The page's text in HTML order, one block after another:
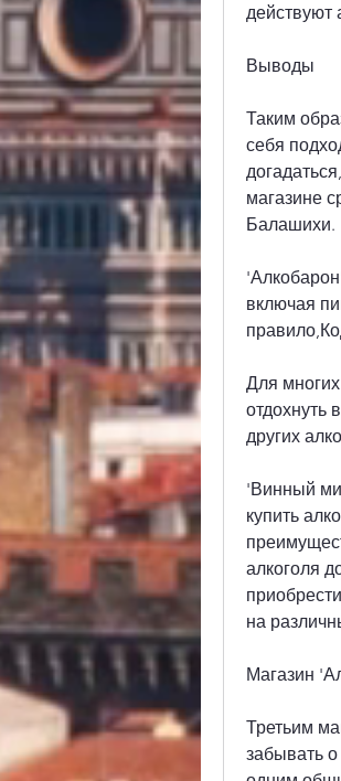
действуют
Выводы
Таким
себя
магазине
Балашихи.
включая
Для
отдохнуть
других
'Винный
купить
алкоголя
на
Магазин
Третьим
забывать